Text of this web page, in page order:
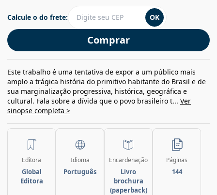
Comprar
Calcule o do frete: OK
Este trabalho é uma tentativa de expor a um público mais
amplo a trágica história do primitivo habitante do Brasil e de
sua marginalização progressiva, histórica, geográfica e
cultural. Fala sobre a dívida que o povo brasileiro t... Ver
sinopse completa >
Editora
Global
Editora
Idioma
Português
Encardenação
Livro
brochura
(paperback)
Páginas
144